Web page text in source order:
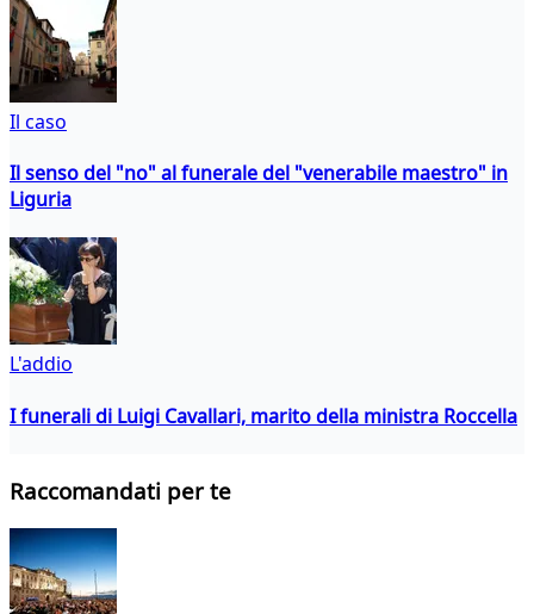
Il caso
Il senso del "no" al funerale del "venerabile maestro" in
Liguria
L'addio
I funerali di Luigi Cavallari, marito della ministra Roccella
Raccomandati per te